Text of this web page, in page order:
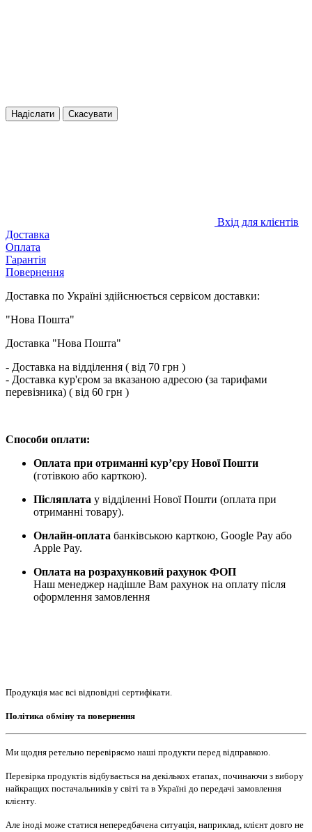
Надіслати Скасувати
Вхід для клієнтів
Доставка
Оплата
Гарантія
Повернення
Доставка по Україні здійснюється сервісом доставки:
"Нова Пошта"
Доставка "Нова Пошта"
- Доставка на відділення ( від 70 грн )
- Доставка кур'єром за вказаною адресою (за тарифами
перевізника) ( від 60 грн )
Способи оплати:
Оплата при отриманні кур’єру Нової Пошти
(готівкою або карткою).
Післяплата у відділенні Нової Пошти (оплата при
отриманні товару).
Онлайн-оплата банківською карткою, Google Pay або
Apple Pay.
Оплата на розрахунковий рахунок ФОП
Наш менеджер надішле Вам рахунок на оплату після
оформлення замовлення
Продукція має всі відповідні сертифікати.
Політика обміну та повернення
Ми щодня ретельно перевіряємо наші продукти перед відправкою.
Перевірка продуктів відбувається на декількох етапах, починаючи з вибору
найкращих постачальників у світі та в Україні до передачі замовлення
клієнту.
Але іноді може статися непередбачена ситуація, наприклад, клієнт довго не